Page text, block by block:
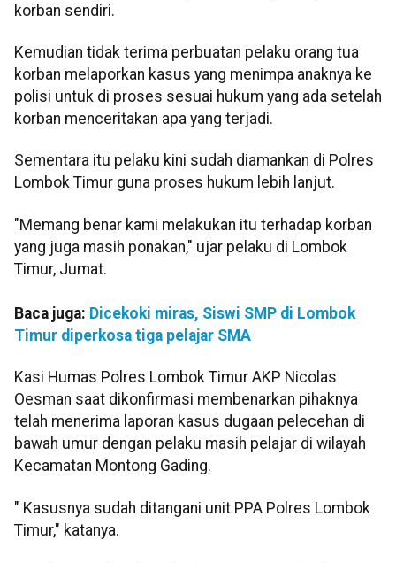
korban sendiri.
Kemudian tidak terima perbuatan pelaku orang tua
korban melaporkan kasus yang menimpa anaknya ke
polisi untuk di proses sesuai hukum yang ada setelah
korban menceritakan apa yang terjadi.
Sementara itu pelaku kini sudah diamankan di Polres
Lombok Timur guna proses hukum lebih lanjut.
"Memang benar kami melakukan itu terhadap korban
yang juga masih ponakan," ujar pelaku di Lombok
Timur, Jumat.
Baca juga: Dicekoki miras, Siswi SMP di Lombok
Timur diperkosa tiga pelajar SMA
Kasi Humas Polres Lombok Timur AKP Nicolas
Oesman saat dikonfirmasi membenarkan pihaknya
telah menerima laporan kasus dugaan pelecehan di
bawah umur dengan pelaku masih pelajar di wilayah
Kecamatan Montong Gading.
" Kasusnya sudah ditangani unit PPA Polres Lombok
Timur," katanya.